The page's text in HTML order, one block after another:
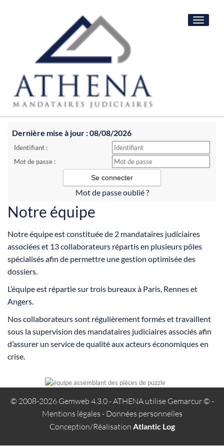
Toggle
Dernière mise à jour : 08/08/2026
Identifiant :
Mot de passe :
Mot de passe oublié ?
Notre équipe
Notre équipe est constituée de 2 mandataires judiciaires
associées et 13 collaborateurs répartis en plusieurs pôles
spécialisés afin de permettre une gestion optimisée des
dossiers.
L’équipe est répartie sur trois bureaux à Paris, Rennes et
Angers.
Nos collaborateurs sont régulièrement formés et travaillent
sous la supervision des mandataires judiciaires associés afin
d’assurer un service de qualité aux acteurs économiques en
crise.
© 2008-2026 Gemweb 4.3.0- ATHENA utilise Gemarcur ©-
Mentions légales - Données personnelles
Conception/Réalisation Atlantic Log